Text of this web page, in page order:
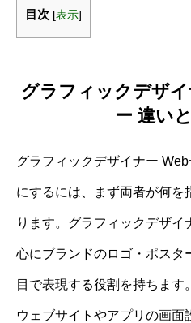
目次 [表示]
グラフィックデザ
ー 違い
グラフィックデザイナー
にするには、まず両者が何を
ります。グラフィックデザイ
心にブランドのロゴ・ポスタ
目で表現する役割を持ちま
ウェブサイトやアプリの画面